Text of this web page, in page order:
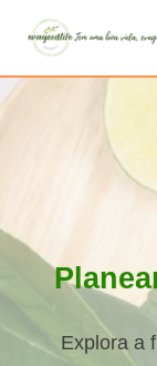
Explora a